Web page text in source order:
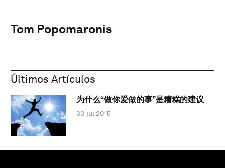
Tom Popomaronis
Últimos Artículos
为什么“做你爱做的事”是糟糕的建议
30 jul 2015